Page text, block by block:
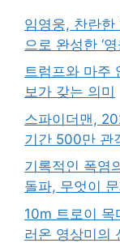
임영웅, 찬란
으로 완성한 ‘
트럼프와 마주
보가 갖는 의미
스파이더맨,
기간 500만 관
기록적인 폭염
돌파, 무엇이
10m 트로이 목
러온 영상미의